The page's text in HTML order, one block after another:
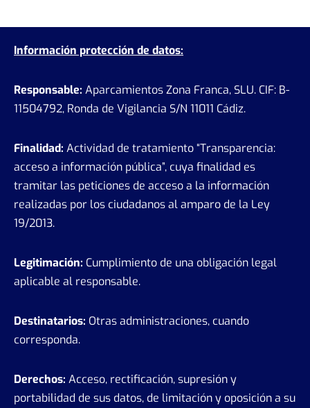
Información protección de datos:
Responsable: Aparcamientos Zona Franca, SLU. CIF: B-
11504792, Ronda de Vigilancia S/N 11011 Cádiz.
Finalidad: Actividad de tratamiento “Transparencia:
acceso a información pública”, cuya finalidad es
tramitar las peticiones de acceso a la información
realizadas por los ciudadanos al amparo de la Ley
19/2013.
Legitimación: Cumplimiento de una obligación legal
aplicable al responsable.
Destinatarios: Otras administraciones, cuando
corresponda.
Derechos: Acceso, rectificación, supresión y
portabilidad de sus datos, de limitación y oposición a su